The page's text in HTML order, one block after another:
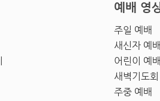
예배 영
주일 예배
새신자 예배
어린이 예배
새벽기도회
주중 예배